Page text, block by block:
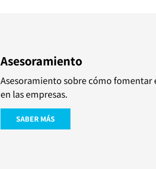
Asesoramiento
Asesoramiento sobre cómo fomentar
en las empresas.
SABER MÁS